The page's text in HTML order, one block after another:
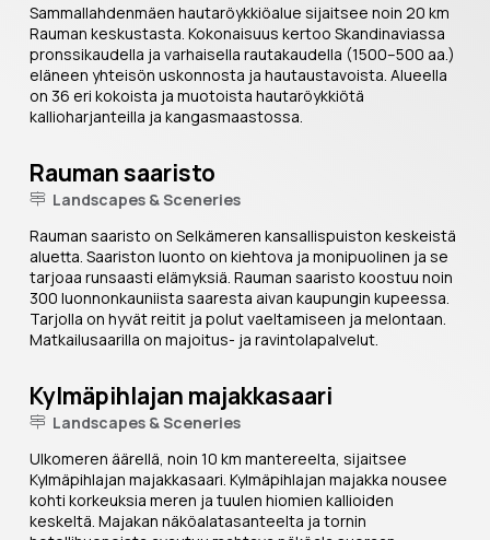
Sammallahdenmäen hautaröykkiöalue sijaitsee noin 20 km
Rauman keskustasta. Kokonaisuus kertoo Skandinaviassa
pronssikaudella ja varhaisella rautakaudella (1500–500 aa.)
eläneen yhteisön uskonnosta ja hautaustavoista. Alueella
on 36 eri kokoista ja muotoista hautaröykkiötä
kallioharjanteilla ja kangasmaastossa.
Rauman saaristo
Landscapes & Sceneries
Rauman saaristo on Selkämeren kansallispuiston keskeistä
aluetta. Saariston luonto on kiehtova ja monipuolinen ja se
tarjoaa runsaasti elämyksiä. Rauman saaristo koostuu noin
300 luonnonkauniista saaresta aivan kaupungin kupeessa.
Tarjolla on hyvät reitit ja polut vaeltamiseen ja melontaan.
Matkailusaarilla on majoitus- ja ravintolapalvelut.
Kylmäpihlajan majakkasaari
Landscapes & Sceneries
Ulkomeren äärellä, noin 10 km mantereelta, sijaitsee
Kylmäpihlajan majakkasaari. Kylmäpihlajan majakka nousee
kohti korkeuksia meren ja tuulen hiomien kallioiden
keskeltä. Majakan näköalatasanteelta ja tornin